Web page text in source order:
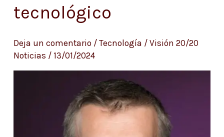
tecnológico
Deja un comentario / Tecnología / Visión 20/20
Noticias / 13/01/2024
metaverso
próximo
gran